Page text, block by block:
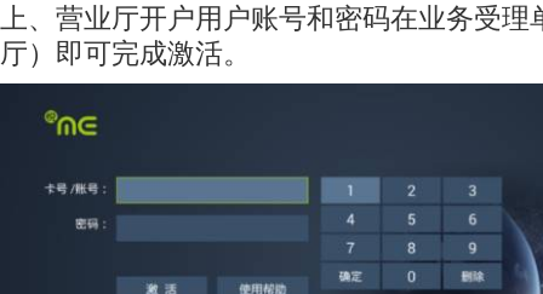
上、营业厅开户用户账号和密码在业务受
厅）即可完成激活。